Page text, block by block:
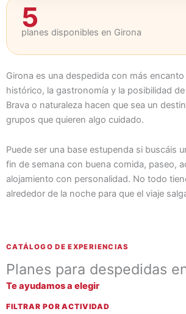
5
planes disponibles en Girona
Girona es una despedida con más
histórico, la gastronomía y la posibilidad
Brava o naturaleza hacen que sea un
grupos que quieren algo cuidado.
Puede ser una base estupenda si buscáis
fin de semana con buena comida, paseo,
alojamiento con personalidad. No todo
alrededor de la noche para que el viaje
CATÁLOGO DE EXPERIENCIAS
Planes para despedidas
Te ayudamos a elegir
FILTRAR POR ACTIVIDAD